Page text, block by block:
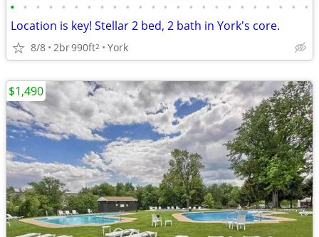
• • • • • • • • • • • • • • • • • • • • • • • •
Location is key! Stellar 2 bed, 2 bath in York's core.
8/8 2br990ft2 York
$1,490